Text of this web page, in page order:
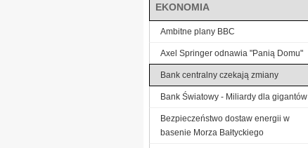
EKONOMIA
Ambitne plany BBC
Axel Springer odnawia "Panią Domu"
Bank centralny czekają zmiany
Bank Światowy - Miliardy dla gigantów
Bezpieczeństwo dostaw energii w
basenie Morza Bałtyckiego